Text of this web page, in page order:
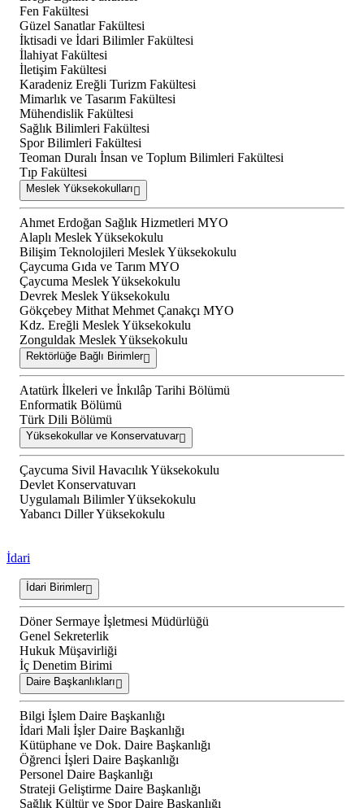
Fen Fakültesi
Güzel Sanatlar Fakültesi
İktisadi ve İdari Bilimler Fakültesi
İlahiyat Fakültesi
İletişim Fakültesi
Karadeniz Ereğli Turizm Fakültesi
Mimarlık ve Tasarım Fakültesi
Mühendislik Fakültesi
Sağlık Bilimleri Fakültesi
Spor Bilimleri Fakültesi
Teoman Duralı İnsan ve Toplum Bilimleri Fakültesi
Tıp Fakültesi
Meslek Yüksekokulları
Ahmet Erdoğan Sağlık Hizmetleri MYO
Alaplı Meslek Yüksekokulu
Bilişim Teknolojileri Meslek Yüksekokulu
Çaycuma Gıda ve Tarım MYO
Çaycuma Meslek Yüksekokulu
Devrek Meslek Yüksekokulu
Gökçebey Mithat Mehmet Çanakçı MYO
Kdz. Ereğli Meslek Yüksekokulu
Zonguldak Meslek Yüksekokulu
Rektörlüğe Bağlı Birimler
Atatürk İlkeleri ve İnkılâp Tarihi Bölümü
Enformatik Bölümü
Türk Dili Bölümü
Yüksekokullar ve Konservatuvar
Çaycuma Sivil Havacılık Yüksekokulu
Devlet Konservatuvarı
Uygulamalı Bilimler Yüksekokulu
Yabancı Diller Yüksekokulu
İdari
İdari Birimler
Döner Sermaye İşletmesi Müdürlüğü
Genel Sekreterlik
Hukuk Müşavirliği
İç Denetim Birimi
Daire Başkanlıkları
Bilgi İşlem Daire Başkanlığı
İdari Mali İşler Daire Başkanlığı
Kütüphane ve Dok. Daire Başkanlığı
Öğrenci İşleri Daire Başkanlığı
Personel Daire Başkanlığı
Strateji Geliştirme Daire Başkanlığı
Sağlık Kültür ve Spor Daire Başkanlığı